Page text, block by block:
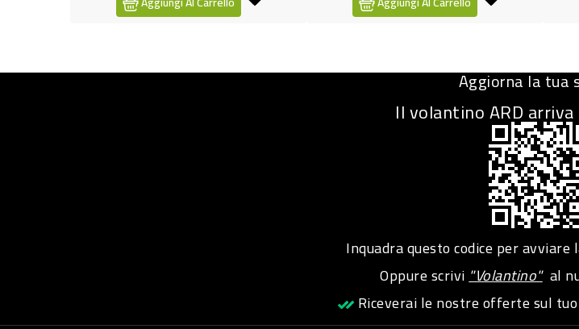
Aggiorna la tua
Il volantino ARD
Inquadra questo codice per avviare
Oppure scrivi"Volantino"al
Riceverai le nostre offerte sul